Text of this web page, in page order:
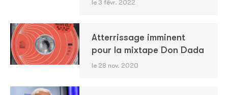
le 3 févr. 2022
Atterrissage imminent
pour la mixtape Don Dada
le 28 nov. 2020